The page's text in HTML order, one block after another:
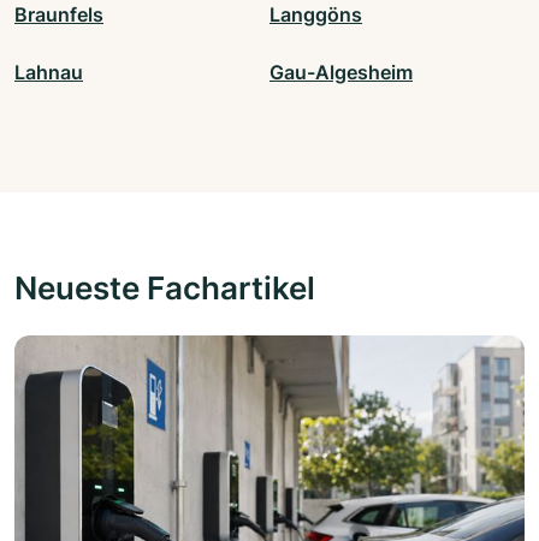
Braunfels Langgöns
Lahnau Gau-Algesheim
Neueste Fachartikel